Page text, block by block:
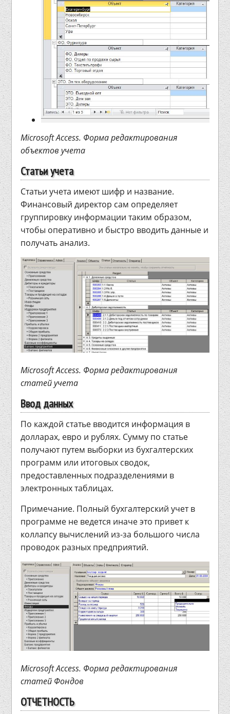
Microsoft Access. Форма редактирования
объектов учета
Статьи учета
Статьи учета имеют шифр и название.
Финансовый директор сам определяет
группировку информации таким образом,
чтобы оперативно и быстро вводить данные и
получать анализ.
Microsoft Access. Форма редактирования
статей учета
Ввод данных
По каждой статье вводится информация в
долларах, евро и рублях. Сумму по статье
получают путем выборки из бухгалтерских
программ или итоговых сводок,
предоставленных подразделениями в
электронных таблицах.
Примечание. Полный бухгалтерский учет в
программе не ведется иначе это привет к
коллапсу вычислений из-за большого числа
проводок разных предприятий.
Microsoft Access. Форма редактирования
статей Фондов
ОТЧЕТНОСТЬ